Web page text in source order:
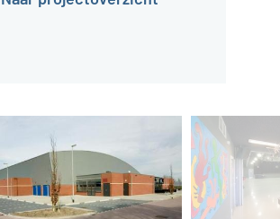
diverse bergingen
conform
normeringen
NOC*NSF.